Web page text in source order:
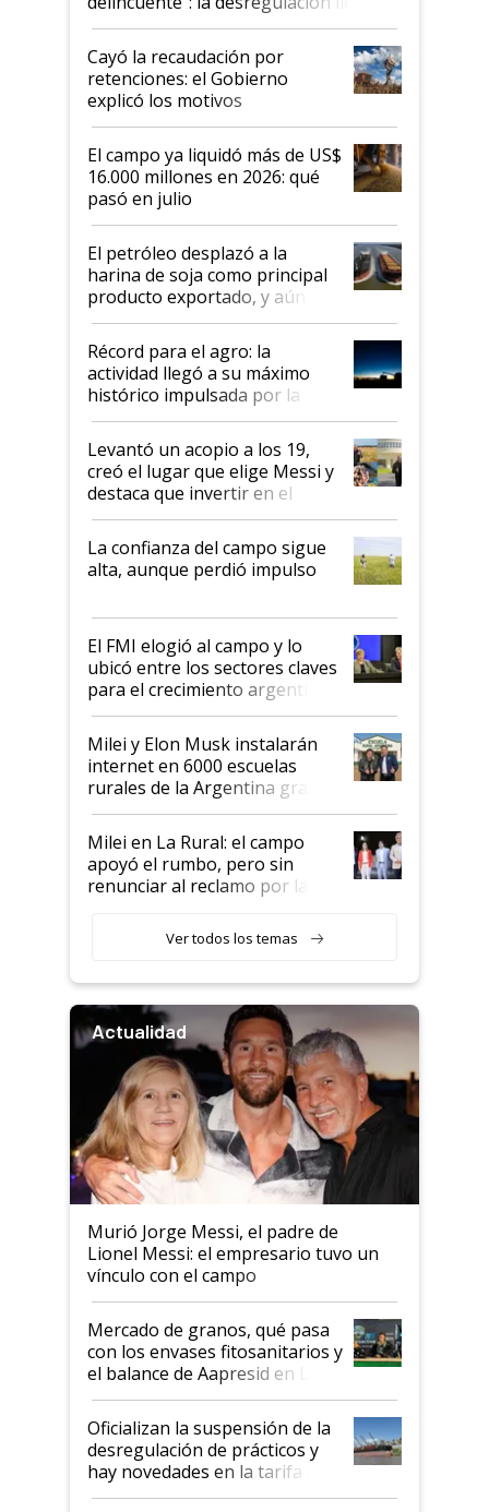
al Congreso Aapresid y hasta se
habló del financiamiento al IPCVA
Cayó la recaudación por
retenciones: el Gobierno
explicó los motivos
El campo ya liquidó más de US$
16.000 millones en 2026: qué
pasó en julio
El petróleo desplazó a la
harina de soja como principal
producto exportado, y aún así
el agro aportó casi seis de cada
diez dólares y sostuvo el
liderazgo en un semestre
récord
Récord para el agro: la
actividad llegó a su máximo
histórico impulsada por la
cosecha y las exportaciones
Levantó un acopio a los 19,
creó el lugar que elige Messi y
destaca que invertir en el
kirchnerismo era como "darle
plata a un hijo para droga":
Juan Félix Rossetti, el libertario
que de una dura crisis salió
de Milei
La confianza del campo sigue
alta, aunque perdió impulso
El FMI elogió al campo y lo
ubicó entre los sectores claves
para el crecimiento argentino
Milei y Elon Musk instalarán
internet en 6000 escuelas
rurales de la Argentina gracias
a un acuerdo con Starlink
Milei en La Rural: el campo
apoyó el rumbo, pero sin
renunciar al reclamo por las
Ver todos los temas
Actualidad
Murió Jorge Messi, el padre de
Lionel Messi: el empresario tuvo un
vínculo con el campo
Mercado de granos, qué pasa
con los envases fitosanitarios y
el balance de Aapresid en La
Posta
Oficializan la suspensión de la
desregulación de prácticos y
hay novedades en la tarifa de
la hidrovía